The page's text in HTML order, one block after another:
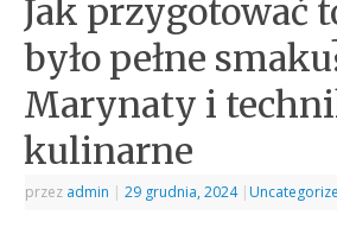
Jak przygotować
było pełne
Marynaty i
kulinarne
przez admin | 29 grudnia, 2024 |